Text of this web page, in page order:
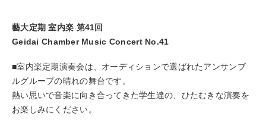
藝大定期 室内楽 第41回
Geidai Chamber Music Concert No.41
■室内楽定期演奏会は、オーディションで選ばれたアンサンブ
ルグループの晴れの舞台です。
熱い思いで音楽に向き合ってきた学生達の、ひたむきな演奏を
お楽しみにください。